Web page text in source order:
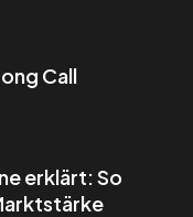
Call
erklärt: So